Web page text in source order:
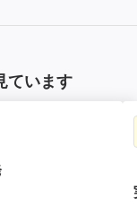
ています